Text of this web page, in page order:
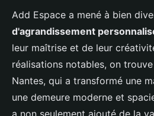
Add Espace a mené à bien
d'agrandissement
leur maîtrise et de leur
réalisations notables, on
Nantes, qui a transformé une
une demeure moderne et